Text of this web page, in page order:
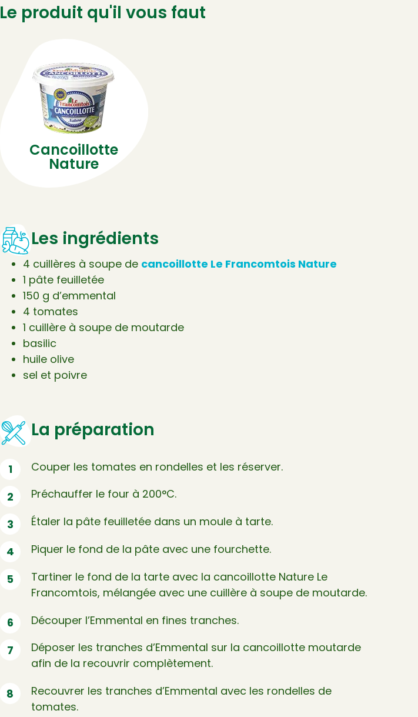
Le produit qu'il vous faut
Cancoillotte
Nature
Les ingrédients
4 cuillères à soupe de cancoillotte Le Francomtois Nature
1 pâte feuilletée
150 g d’emmental
4 tomates
1 cuillère à soupe de moutarde
basilic
huile olive
sel et poivre
La préparation
Couper les tomates en rondelles et les réserver.
Préchauffer le four à 200°C.
Étaler la pâte feuilletée dans un moule à tarte.
Piquer le fond de la pâte avec une fourchette.
Tartiner le fond de la tarte avec la cancoillotte Nature Le
Francomtois, mélangée avec une cuillère à soupe de moutarde.
Découper l’Emmental en fines tranches.
Déposer les tranches d’Emmental sur la cancoillotte moutarde
afin de la recouvrir complètement.
Recouvrer les tranches d’Emmental avec les rondelles de
tomates.